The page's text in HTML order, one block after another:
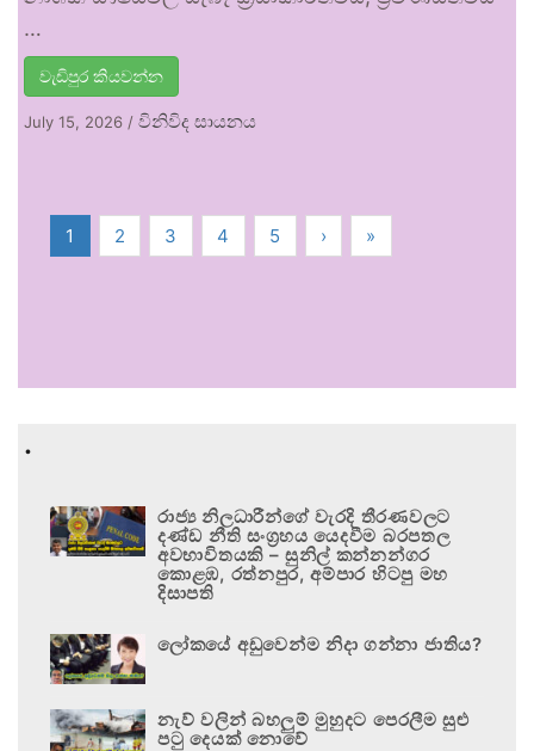
…
වැඩිපුර කියවන්න
July 15, 2026 / විනිවිද සායනය
1 2 3 4 5 › »
.
රාජ්‍ය නිලධාරීන්ගේ වැරදි තීරණවලට
දණ්ඩ නීති සංග්‍රහය යෙදවීම බරපතල
අවභාවිතයකි – සුනිල් කන්නන්ගර
කොළඹ, රත්නපුර, අම්පාර හිටපු මහ
දිසාපති
ලෝකයේ අඩුවෙන්ම නිදා ගන්නා ජාතිය?
නැව් වලින් බහලුම් මුහුදට පෙරලීම සුළු
පටු දෙයක් නොවේ